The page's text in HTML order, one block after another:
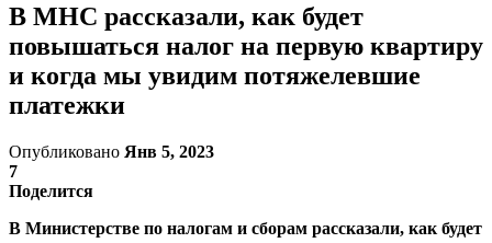
В МНС рассказали, как будет
повышаться налог на первую квартиру
и когда мы увидим потяжелевшие
платежки
Опубликовано Янв 5, 2023
7
Поделится
В Министерстве по налогам и сборам рассказали, как будет